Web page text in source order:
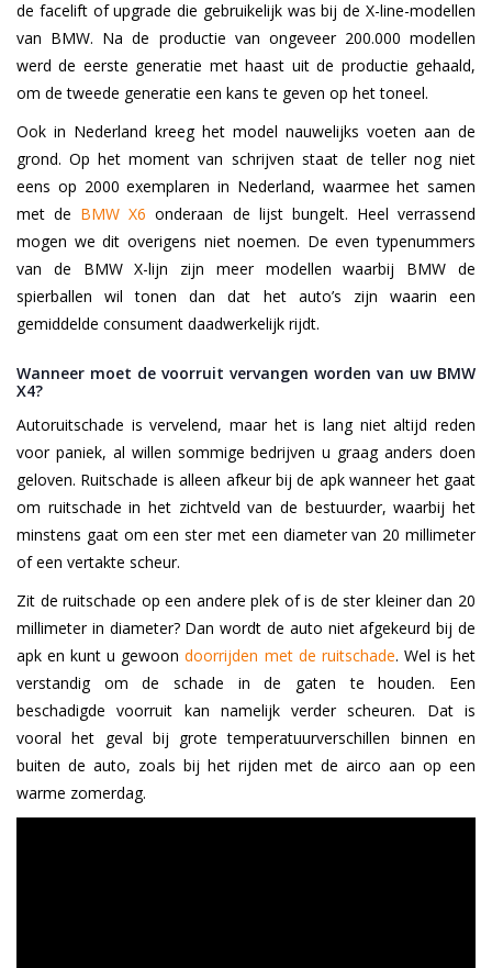
de facelift of upgrade die gebruikelijk was bij de X-line-modellen
van BMW. Na de productie van ongeveer 200.000 modellen
werd de eerste generatie met haast uit de productie gehaald,
om de tweede generatie een kans te geven op het toneel.
Ook in Nederland kreeg het model nauwelijks voeten aan de
grond. Op het moment van schrijven staat de teller nog niet
eens op 2000 exemplaren in Nederland, waarmee het samen
met de BMW X6 onderaan de lijst bungelt. Heel verrassend
mogen we dit overigens niet noemen. De even typenummers
van de BMW X-lijn zijn meer modellen waarbij BMW de
spierballen wil tonen dan dat het auto’s zijn waarin een
gemiddelde consument daadwerkelijk rijdt.
Wanneer moet de voorruit vervangen worden van uw BMW
X4?
Autoruitschade is vervelend, maar het is lang niet altijd reden
voor paniek, al willen sommige bedrijven u graag anders doen
geloven. Ruitschade is alleen afkeur bij de apk wanneer het gaat
om ruitschade in het zichtveld van de bestuurder, waarbij het
minstens gaat om een ster met een diameter van 20 millimeter
of een vertakte scheur.
Zit de ruitschade op een andere plek of is de ster kleiner dan 20
millimeter in diameter? Dan wordt de auto niet afgekeurd bij de
apk en kunt u gewoondoorrijden met de ruitschade. Wel is het
verstandig om de schade in de gaten te houden. Een
beschadigde voorruit kan namelijk verder scheuren. Dat is
vooral het geval bij grote temperatuurverschillen binnen en
buiten de auto, zoals bij het rijden met de airco aan op een
warme zomerdag.